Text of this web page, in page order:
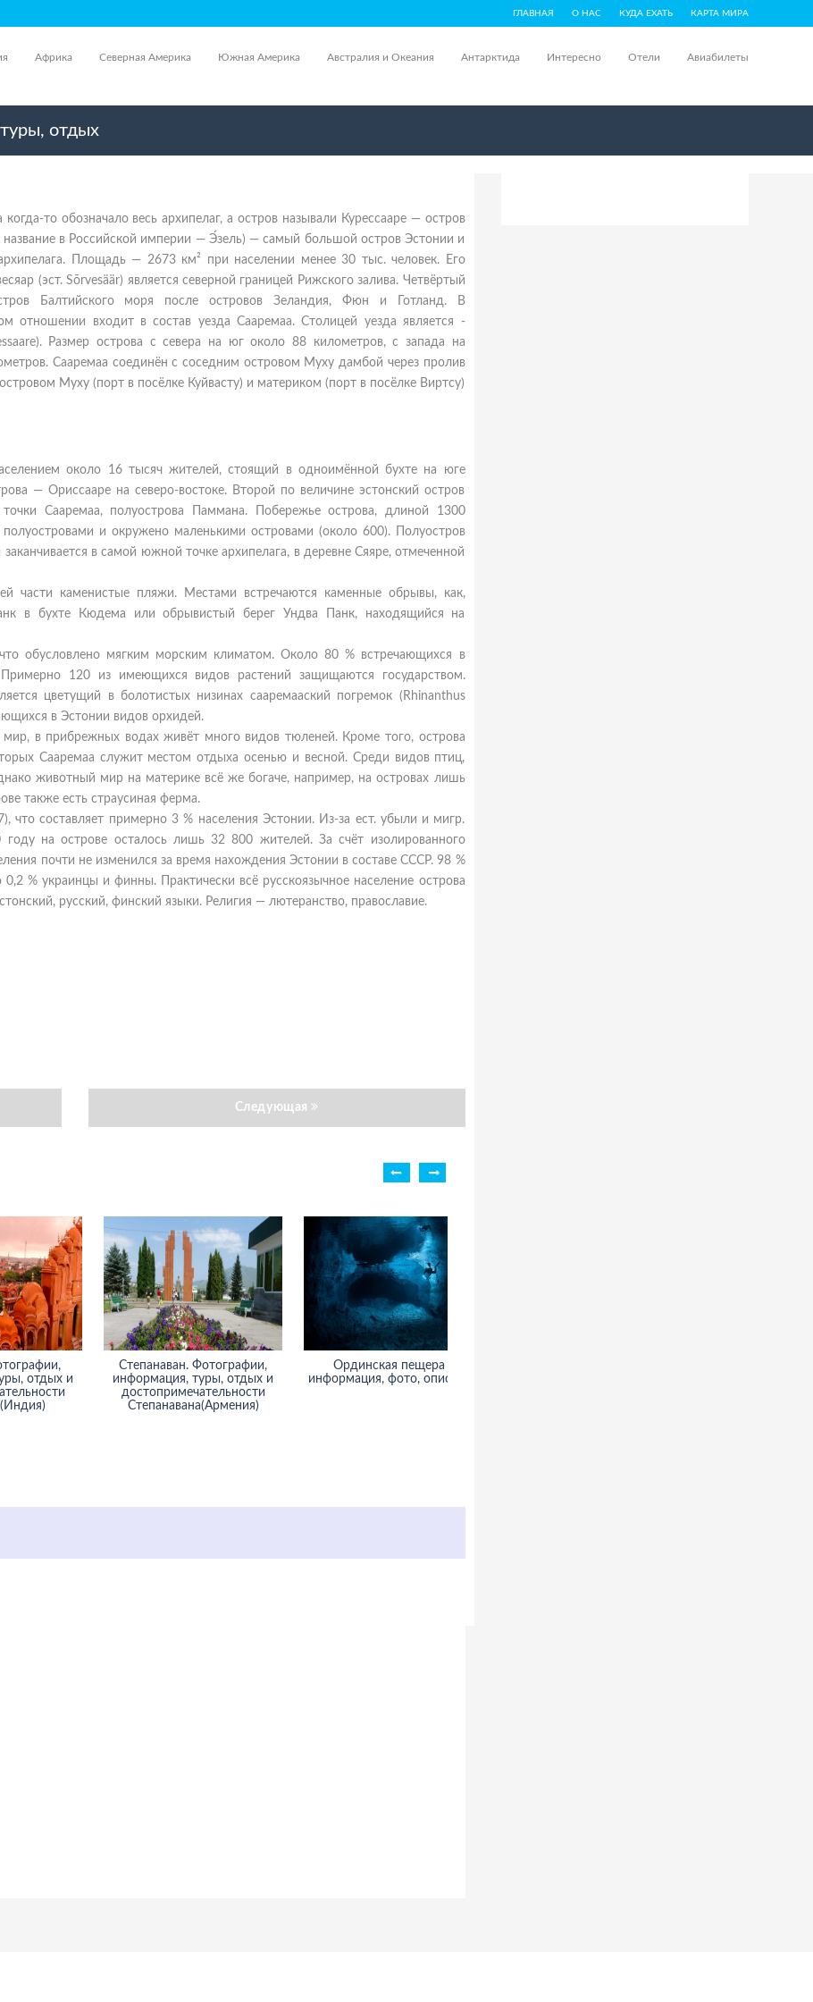
ГЛАВНАЯ О НАС КУДА ЕХАТЬ КАРТА МИРА
Африка Северная Америка Южная Америка Австралия и Океания Антарктида Интересно Отели Авиабилеты
отдых
то обозначало весь архипелаг, а остров называли Курессааре — остров
в Российской империи — Э́зель) — самый большой остров Эстонии и
Площадь — 2673 км² при населении менее 30 тыс. человек. Его
(эст. Sõrvesäär) является северной границей Рижского залива. Четвёртый
Балтийского моря после островов Зеландия, Фюн и Готланд. В
отношении входит в состав уезда Сааремаа. Столицей уезда является -
Размер острова с севера на юг около 88 километров, с запада на
Сааремаа соединён с соседним островом Муху дамбой через пролив
Муху (порт в посёлке Куйвасту) и материком (порт в посёлке Виртсу)
около 16 тысяч жителей, стоящий в одноимённой бухте на юге
— Ориссааре на северо-востоке. Второй по величине эстонский остров
Сааремаа, полуострова Паммана. Побережье острова, длиной 1300
и окружено маленькими островами (около 600). Полуостров
в самой южной точке архипелага, в деревне Сяяре, отмеченной
части каменистые пляжи. Местами встречаются каменные обрывы, как,
в бухте Кюдема или обрывистый берег Ундва Панк, находящийся на
обусловлено мягким морским климатом. Около 80 % встречающихся в
120 из имеющихся видов растений защищаются государством.
цветущий в болотистых низинах сааремааский погремок (Rhinanthus
в Эстонии видов орхидей.
в прибрежных водах живёт много видов тюленей. Кроме того, острова
Сааремаа служит местом отдыха осенью и весной. Среди видов птиц,
животный мир на материке всё же богаче, например, на островах лишь
также есть страусиная ферма.
составляет примерно 3 % населения Эстонии. Из-за ест. убыли и мигр.
на острове осталось лишь 32 800 жителей. За счёт изолированного
почти не изменился за время нахождения Эстонии в составе СССР. 98 %
% украинцы и финны. Практически всё русскоязычное население острова
русский, финский языки. Религия — лютеранство, православие.
Следующая
отдых и
Степанаван. Фотографии,
информация, туры, отдых и
достопримечательности
Степанавана(Армения)
Ординская пещера -
информация, фото, описание